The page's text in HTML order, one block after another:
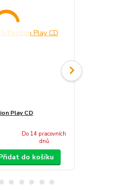
Play CD
Do 14 pracovních
dnů
do košíku